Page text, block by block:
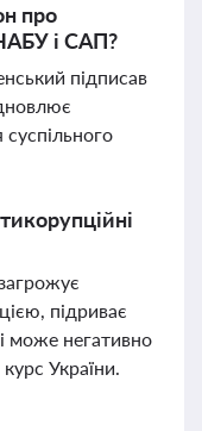
про
і САП?
підписав
підриває
може негативно
України.